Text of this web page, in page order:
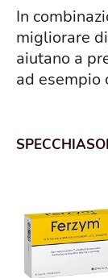
In
migliorare
aiutano a
ad esempio